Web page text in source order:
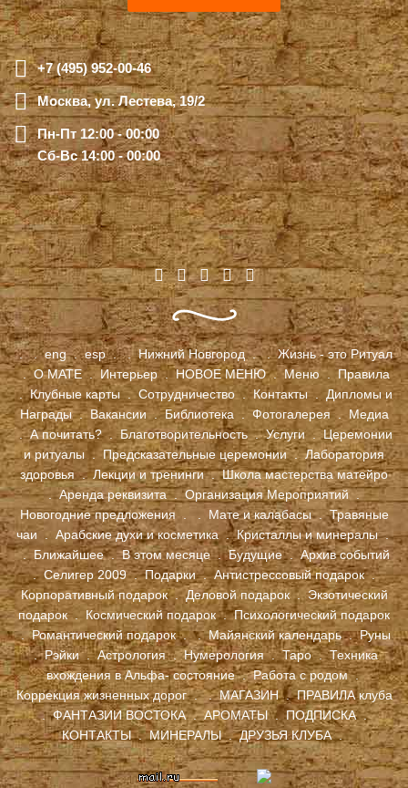
+7 (495) 952-00-46
Москва, ул. Лестева, 19/2
Пн-Пт 12:00 - 00:00
Сб-Вс 14:00 - 00:00
..eng.esp..Нижний Новгород..Жизнь - это Ритуал
.О МАТЕ. Интерьер.НОВОЕ МЕНЮ.Меню.Правила
.Клубные карты.Сотрудничество .Контакты. Дипломы и
Награды. Вакансии .Библиотека .Фотогалерея. Медиа
.А почитать?.Благотворительность.Услуги.Церемонии
и ритуалы.Предсказательные церемонии.Лаборатория
здоровья. Лекции и тренинги.Школа мастерства матейро
.Аренда реквизита.Организация Мероприятий .
Новогодние предложения
Мате и калабасы.Травяные
чаи . Арабские духи и косметика.Кристаллы и минералы.
. Ближайшее.В этом месяце.Будущие.Архив событий
.Селигер 2009.Подарки.Антистрессовый подарок.
Корпоративный подарок.Деловой подарок.Экзотический
подарок. Космический подарок.Психологический подарок
.Романтический подарок..Майянский календарь.Руны
.Рэйки.Астрология.Нумерология.Таро.Техника
вхождения в Альфа- состояние.Работа с родом.
Коррекция жизненных дорог. .МАГАЗИН.ПРАВИЛА клуба
.ФАНТАЗИИ ВОСТОКА.АРОМАТЫ.ПОДПИСКА.
КОНТАКТЫ.МИНЕРАЛЫ.ДРУЗЬЯ КЛУБА.